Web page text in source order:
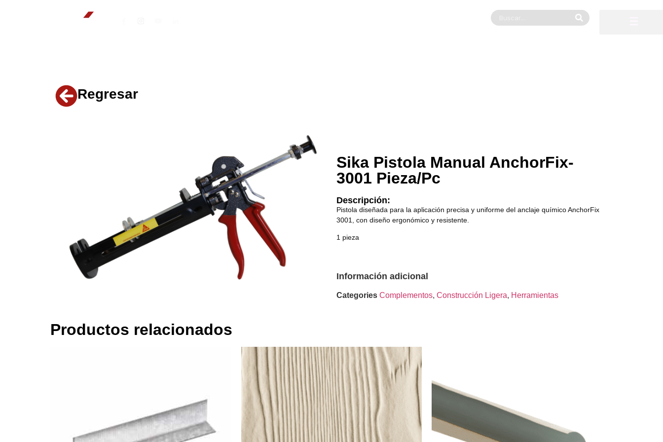
Regresar
Sika Pistola Manual AnchorFix-
3001 Pieza/Pc
Descripción:
Pistola diseñada para la aplicación precisa y uniforme del anclaje químico AnchorFix
3001, con diseño ergonómico y resistente.
1 pieza
Información adicional
Categories Complementos, Construcción Ligera, Herramientas
Productos relacionados